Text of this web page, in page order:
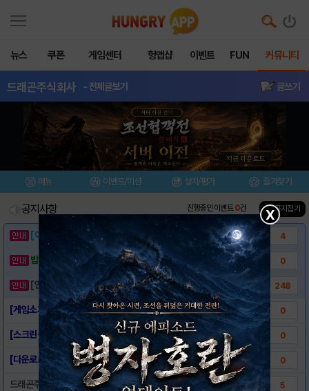
뉴스 쿠폰 게임센터 헝앱샵 이벤트 FUN 커뮤니티
드래곤주식회사 - 전체글보기 글쓰기
메뉴 이벤트/미션 설치/평가 즐겨찾기
공지사항 진행중인 이벤트0건 ▲ 공지접기
[이벤트] 웃음으로 매일매일 해피! 유머 게시.. 4
밥알이의 헝앱통신 ⑲ “밥알이, 드디어 멀티를.. 0
[안내] 헝그리앱 필수 상식! 밥알 획득 안내.. 248
[게임소개] - 드래곤주식회사 for kaka.. 0
[스크린샷] - 드래곤주식회사 for kaka.. 0
[다운로드링크] - 드래곤주식회사 for ka.. 0
드래곤주식회사 불타는성전 출시!! 5
X